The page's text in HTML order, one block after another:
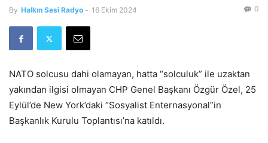
By Halkın Sesi Radyo - 16 Ekim 2024 0
NATO solcusu dahi olamayan, hatta “solculuk” ile uzaktan
yakından ilgisi olmayan CHP Genel Başkanı Özgür Özel, 25
Eylül’de New York’daki “Sosyalist Enternasyonal”in
Başkanlık Kurulu Toplantısı’na katıldı.